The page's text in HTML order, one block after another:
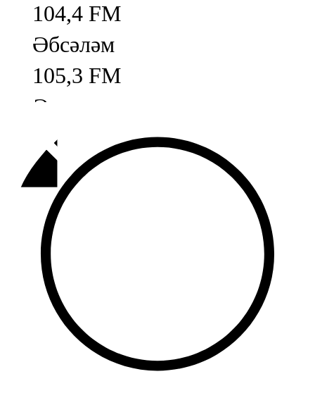
104,4 FM
Әбсәләм
105,3 FM
Әлмәт
92,9 FM
Базарлы матак
107,1 FM
Балык бистәсе
104,9 FM
Баулы
107,5 FM
Биләр